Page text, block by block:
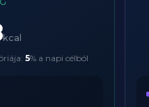
kcal
5% a napi célból